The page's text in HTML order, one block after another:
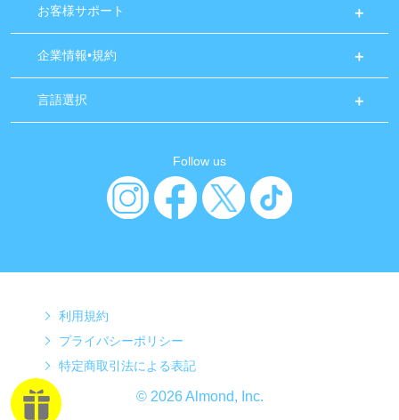
お客様サポート
企業情報•規約
言語選択
Follow us
利用規約
プライバシーポリシー
特定商取引法による表記
© 2026 Almond, Inc.